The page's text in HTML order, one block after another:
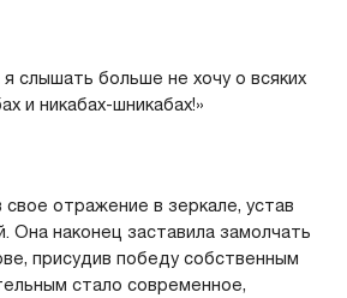
я слышать больше не хочу о всяких
и никабах-шникабах!»
свое отражение в зеркале, устав
Она наконец заставила замолчать
присудив победу собственным
стало современное,